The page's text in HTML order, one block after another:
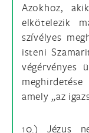
Azokhoz,
elkötelezik
szívélyes
isteni
végérvényes
amely „az
10.) Jézus